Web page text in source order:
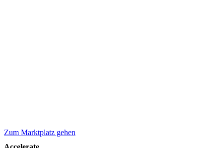
Zum Marktplatz gehen